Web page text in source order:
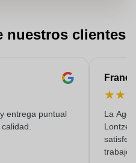
nuestros clientes
entrega puntual
★★
La
trabajo